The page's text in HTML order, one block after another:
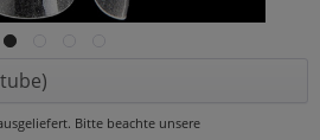
Bitte beachte unsere